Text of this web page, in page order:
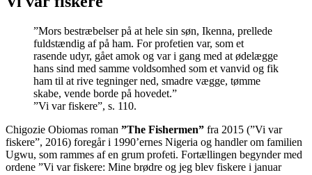
”Mors bestræbelser på at hele sin søn, Ikenna, prellede
fuldstændig af på ham. For profetien var, som et
rasende udyr, gået amok og var i gang med at ødelægge
hans sind med samme voldsomhed som et vanvid og fik
ham til at rive tegninger ned, smadre vægge, tømme
skabe, vende borde på hovedet.”
”Vi var fiskere”, s. 110.
Chigozie Obiomas roman ”The Fishermen” fra 2015 (”Vi var
fiskere”, 2016) foregår i 1990’ernes Nigeria og handler om familien
Ugwu, som rammes af en grum profeti. Fortællingen begynder med
ordene ”Vi var fiskere: Mine brødre og jeg blev fiskere i januar